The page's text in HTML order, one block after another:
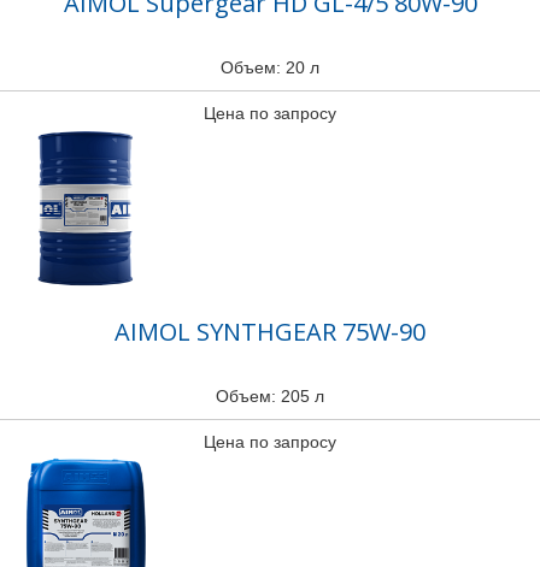
Объем: 20 л
Цена по запросу
AIMOL SYNTHGEAR 75W-90
Объем: 205 л
Цена по запросу